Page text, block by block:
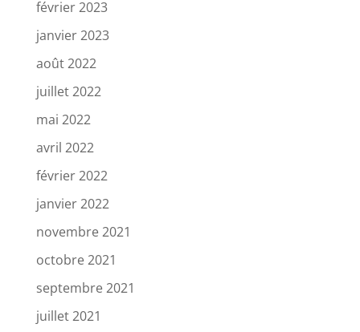
février 2023
janvier 2023
août 2022
juillet 2022
mai 2022
avril 2022
février 2022
janvier 2022
novembre 2021
octobre 2021
septembre 2021
juillet 2021